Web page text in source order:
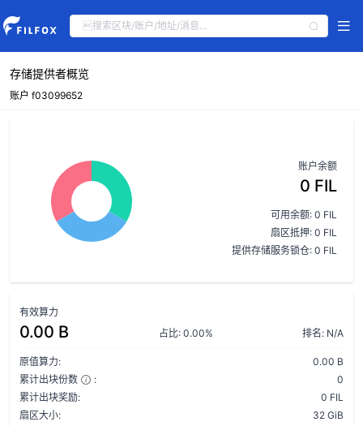
存储提供者概览
账户 f03099652
账户余额
0 FIL
可用余额: 0 FIL
扇区抵押: 0 FIL
提供存储服务锁仓: 0 FIL
有效算力
0.00 B 占比: 0.00% 排名: N/A
原值算力:
0.00 B
累计出块份数
:
0
累计出块奖励:
0 FIL
扇区大小:
32 GiB